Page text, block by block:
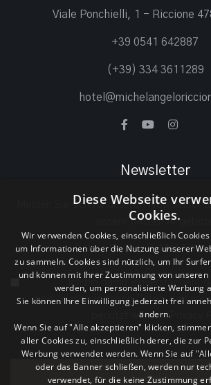
Viale Ponchielli, 1 - Riccione
+39 0541 642887
(+39) 334 3611289
Newsletter
Melden Sie sich für unseren Newsletter
unsere besten Angebote
Ich bin damit einverstanden,
personenbezogenen Daten zum
benutzt werdenPrivacy
Anmelden
Diese Webseite
Cookies.
Wir verwenden Cookies, einschließlich
um Informationen über die Nutzung unserer
zu sammeln. Cookies sind nützlich, um Ihr
und können mit Ihrer Zustimmung von
werden, um personalisierte Werbung
Sie können Ihre Einwilligung jederzeit frei
ändern.
Wenn Sie auf "Alle akzeptieren" klicken,
aller Cookies zu, einschließlich derer, die zur
Werbung verwendet werden. Wenn Sie auf
oder das Banner schließen, werden nur
verwendet, für die keine Zustimmung